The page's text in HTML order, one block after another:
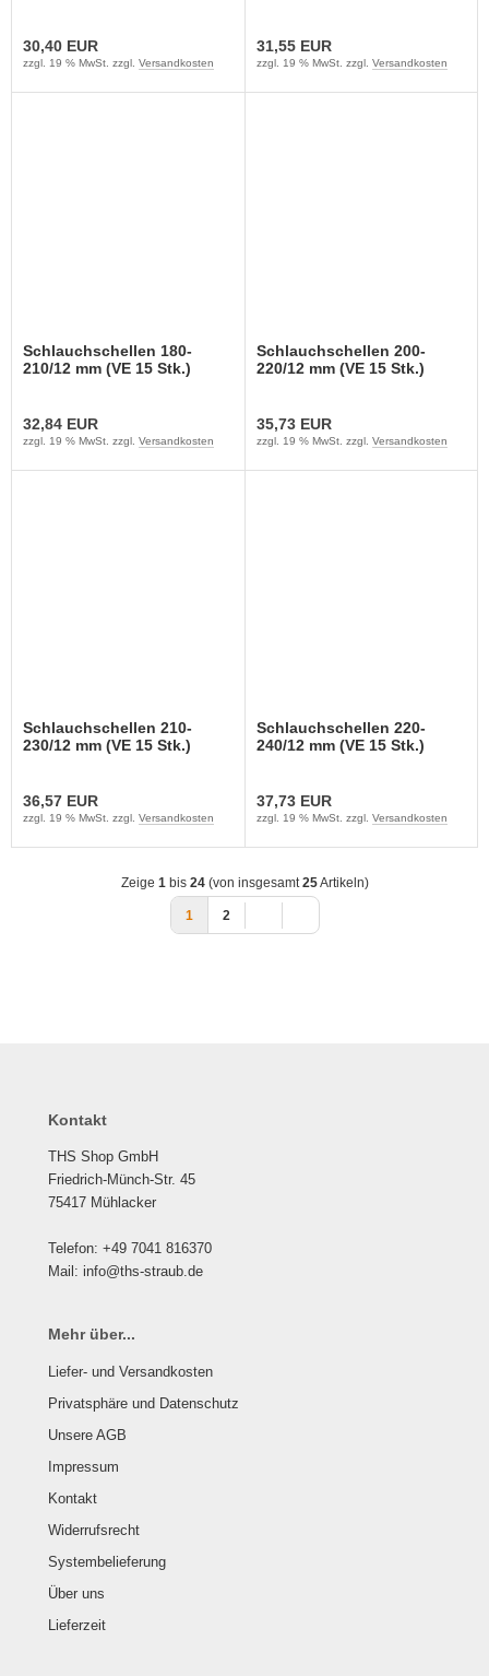
30,40 EUR
zzgl. 19 % MwSt. zzgl. Versandkosten
31,55 EUR
zzgl. 19 % MwSt. zzgl. Versandkosten
Schlauchschellen 180-
210/12 mm (VE 15 Stk.)
32,84 EUR
zzgl. 19 % MwSt. zzgl. Versandkosten
Schlauchschellen 200-
220/12 mm (VE 15 Stk.)
35,73 EUR
zzgl. 19 % MwSt. zzgl. Versandkosten
Schlauchschellen 210-
230/12 mm (VE 15 Stk.)
36,57 EUR
zzgl. 19 % MwSt. zzgl. Versandkosten
Schlauchschellen 220-
240/12 mm (VE 15 Stk.)
37,73 EUR
zzgl. 19 % MwSt. zzgl. Versandkosten
Zeige 1bis 24(von insgesamt25Artikeln)
1 2
Kontakt
THS Shop GmbH
Friedrich-Münch-Str. 45
75417 Mühlacker
Telefon: +49 7041 816370
Mail: info@ths-straub.de
Mehr über...
Liefer- und Versandkosten
Privatsphäre und Datenschutz
Unsere AGB
Impressum
Kontakt
Widerrufsrecht
Systembelieferung
Über uns
Lieferzeit